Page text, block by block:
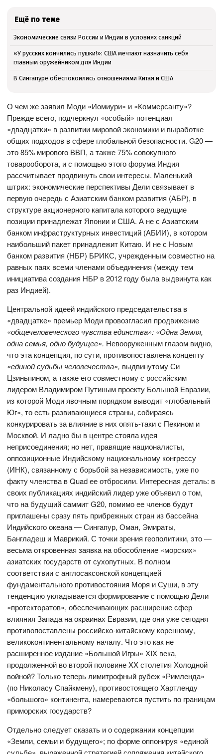
Ещё по теме
Экономические связи России и Индии в условиях санкций
«У русских кончились пушки!»: США мечтают назначить себя
главным оружейником для Индии
В Сингапуре обеспокоились отношениями Китая и США
О чем же заявил Моди «Иомиури» и «Коммерсанту»?
Прежде всего, подчеркнул «особый» потенциал
«двадцатки» в развитии мировой экономики и выработке
общих подходов в сфере глобальной безопасности. G20 —
это 85% мирового ВВП, а также 75% совокупного
товарооборота, и с помощью этого форума Индия
рассчитывает продвинуть свои интересы. Маленький
штрих: экономические перспективы Дели связывает в
первую очередь с Азиатским банком развития (АБР), в
структуре акционерного капитала которого ведущие
позиции принадлежат Японии и США. А не с Азиатским
банком инфраструктурных инвестиций (АБИИ), в котором
наибольший пакет принадлежит Китаю. И не с Новым
банком развития (НБР) БРИКС, учрежденным совместно на
равных паях всеми членами объединения (между тем
инициатива создания НБР в 2012 году была выдвинута как
раз Индией).
Центральной идеей индийского председательства в
«двадцатке» премьер Моди провозгласил продвижение
«общечеловеческого чувства единства»: «Одна Земля,
одна семья, одно будущее». Невооруженным глазом видно,
что эта концепция, по сути, противопоставлена концепту
«единой судьбы человечества», выдвинутому Си
Цзиньпином, а также его совместному с российским
лидером Владимиром Путиным проекту Большой Евразии,
из которой Моди явочным порядком выводит «глобальный
Юг», то есть развивающиеся страны, собираясь
конкурировать за влияние в них опять-таки с Пекином и
Москвой. И ладно бы в центре стояла идея
неприсоединения; но нет, правящие националисты,
оппозиционные Индийскому национальному конгрессу
(ИНК), связанному с борьбой за независимость, уже по
факту членства в Quad ее отбросили. Интересная деталь: в
своих публикациях индийский лидер уже объявил о том,
что на будущий саммит G20, помимо ее членов будут
приглашены сразу пять прибрежных стран из бассейна
Индийского океана — Сингапур, Оман, Эмираты,
Бангладеш и Маврикий. С точки зрения геополитики, это —
весьма откровенная заявка на обособление «морских»
азиатских государств от сухопутных. В полном
соответствии с англосаксонской концепцией
фундаментального противостояния Моря и Суши, в эту
тенденцию укладывается формирование с помощью Дели
«протекторатов», обеспечивающих расширение сфер
влияния Запада на окраинах Евразии, где они уже сегодня
противопоставлены российско-китайскому коренному,
великоконтинентальному началу. Что это как не
расширенное издание «Большой Игры» XIX века,
продолженной во второй половине XX столетия Холодной
войной? Только теперь лимитрофный рубеж «Римленда»
(по Николасу Спайкмену), противостоящего Хартленду
«большого» континента, намереваются пустить по границам
приморских государств?
Отдельно следует сказать и о содержании концепции
«Земли, семьи и будущего»; по форме оппонируя «единой